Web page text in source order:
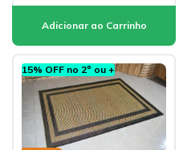
15% OFF no 2º ou +